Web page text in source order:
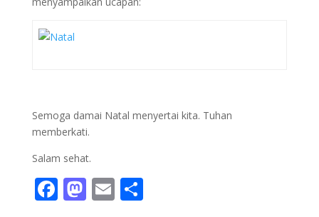
Semoga damai Natal menyertai kita. Tuhan
memberkati.
Salam sehat.
F M E S